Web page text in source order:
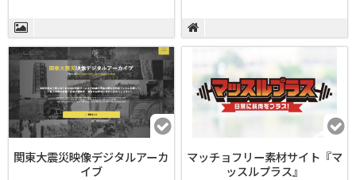
関東大震災映像デジタルアーカ
イブ
マッチョフリー素材サイト『マ
ッスルプラス』